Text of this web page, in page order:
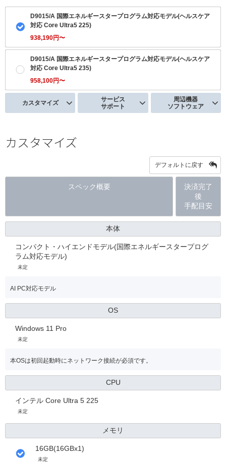
D9015/A 国際エネルギースタープログラム対応モデル(ヘルスケア
対応 Core Ultra5 225)
938,190円〜
D9015/A 国際エネルギースタープログラム対応モデル(ヘルスケア
対応 Core Ultra5 235)
958,100円〜
カスタマイズ
サービス
サポート
周辺機器
ソフトウェア
カスタマイズ
デフォルトに戻す
スペック概要
決済完了
後
手配目安
本体
コンパクト・ハイエンドモデル(国際エネルギースタープログ
ラム対応モデル)
未定
AI PC対応モデル
OS
Windows 11 Pro
未定
本OSは初回起動時にネットワーク接続が必須です。
CPU
インテル Core Ultra 5 225
未定
メモリ
16GB(16GBx1)
未定